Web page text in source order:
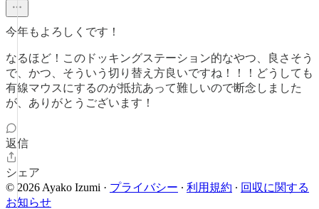
今年もよろしくです！
なるほど！このドッキングステーション的なやつ、良さそう
で、かつ、そういう切り替え方良いですね！！！どうしても
有線マウスにするのが抵抗あって難しいので断念しました
が、ありがとうございます！
返信
シェア
© 2026 Ayako Izumi · プライバシー ∙ 利用規約 ∙ 回収に関する
お知らせ